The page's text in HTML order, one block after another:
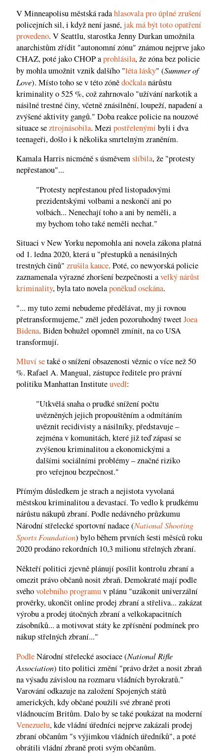
V Minneapolisu městská radahlasovala pro úplné zrušení
policejních sil, i když není jasné,jak má být toto opatření
provedeno. V Seattlu, starostka Jenny Durkan umožnila
anarchistům zřídit "autonomní zónu" známou nejprve jako
CHAZ, poté jako CHOP aprohlásila, že zóna bez policie
by mohla umožnit vznik dalšího "léta lásky" (Summer of
Love). Místo toho se v této zónědočkalanárůstu
kriminality o 525 %, což zahrnovalo "užívání narkotik a
násilné trestné činy, včetně znásilnění, loupeží, napadení a
zvýšené aktivity gangů." Doba reakce policie na nouzové
situace seztrojnásobila. Mezi postřelenými byli i dva
teenageři, došlo i k několika smrtelným zraněním.
Kamala Harris nicméně s úsměvemslíbila, že "protesty
nepřestanou"...
"Protesty nepřestanou před listopadovými
prezidentskými volbami a neskončí ani po
volbách... Nenechají toho a ani by neměli, a
my bychom toho také neměli nechat."
Situaci v New Yorku nepomohla ani novela zákona platná
od 1. ledna 2020, která u "přestupků a nenásilných
trestných činů" zrušila kauce. Poté, co newyorská policie
zaznamenala výrazné zhoršení bezpečnosti avelký nárůst
kriminality, byla tato novelaponěkud osekána.
"... my tuto zemi nebudeme předělávat, my ji rovnou
přetransformujeme," zněl jeden pozoruhodný tweetJoea
Bidena. Biden bohužel opomněl zmínit, na co USA
transformují.
Mluví setaké o snížení obsazenosti věznic o více než 50
%. Rafael A. Mangual, zástupce ředitele pro právní
politiku Manhattan Instituteuvedl:
"Utkvělá snaha o prudké snížení počtu
uvězněných jejich propouštěním a odmítáním
uvěznit recidivisty a násilníky, představuje –
zejména v komunitách, které již teď zápasí se
zvýšenou kriminalitou a ekonomickými a
dalšími sociálními problémy – značné riziko
pro veřejnou bezpečnost."
Přímým důsledkem je strach a nejistota vyvolaná
městskou kriminalitou a devastací. To vedlo k prudkému
nárůstu nákupů zbraní. Podle nedávného průzkumu
Národní střelecké sportovní nadace (National Shooting
Sports Foundation) bylo během prvních šesti měsíců roku
2020 prodáno rekordních 10,3 milionu střelných zbraní.
Někteří politici zjevně plánují posílit kontrolu zbraní a
omezit právo občanů nosit zbraň. Demokraté mají podle
svéhovolebního programuv plánu "uzákonit univerzální
prověrky, ukončit online prodej zbraní a střeliva... zakázat
výrobu a prodej útočných zbraní a velkokapacitních
zásobníků... a motivovat státy ke zpřísnění podmínek pro
nákup střelných zbraní..."
PodleNárodní střelecké asociace (National Rifle
Association) tito politici změní "právo držet a nosit zbraň
na výsadu závislou na rozmaru vládních byrokratů."
Varování odkazuje na založení Spojených států
amerických, kdy občané použili své zbraně proti
vládnoucím Britům. Dalo by se také poukázat na moderní
Venezuelu, kde vládní úředníci nejprve zakázali prodej
zbraní občanům "s výjimkou vládních úředníků", a poté
obrátili vládní zbraně proti svým občanům.